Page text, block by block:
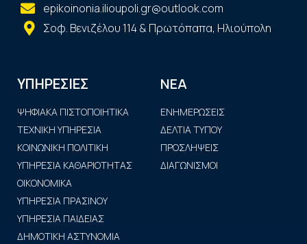
epikoinonia.ilioupoli.gr@outlook.com
Σοφ. Βενιζέλου 114 & Πρωτόπαπα, Ηλιούπολη
ΥΠΗΡΕΣΙΕΣ
ΨΗΦΙΑΚΑ ΠΙΣΤΟΠΟΙΗΤΙΚΑ
ΤΕΧΝΙΚΗ ΥΠΗΡΕΣΙΑ
ΚΟΙΝΩΝΙΚΗ ΠΟΛΙΤΙΚΗ
ΥΠΗΡΕΣΙΑ ΚΑΘΑΡΙΟΤΗΤΑΣ
ΟΙΚΟΝΟΜΙΚΑ
ΥΠΗΡΕΣΙΑ ΠΡΑΣΙΝΟΥ
ΥΠΗΡΕΣΙΑ ΠΑΙΔΕΙΑΣ
ΔΗΜΟΤΙΚΗ ΑΣΤΥΝΟΜΙΑ
ΝΕΑ
ΕΝΗΜΕΡΩΣΕΙΣ
ΔΕΛΤΙΑ ΤΥΠΟΥ
ΠΡΟΣΛΗΨΕΙΣ
ΔΙΑΓΩΝΙΣΜΟΙ